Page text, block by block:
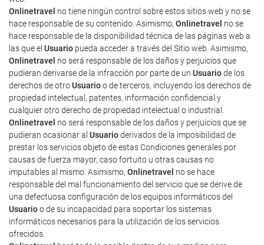
Onlinetravel no tiene ningún control sobre estos sitios web y no se
hace responsable de su contenido. Asimismo, Onlinetravel no se
hace responsable de la disponibilidad técnica de las páginas web a
las que el Usuario pueda acceder a través del Sitio web. Asimismo,
Onlinetravel no será responsable de los daños y perjuicios que
pudieran derivarse de la infracción por parte de un Usuariode los
derechos de otroUsuarioo de terceros, incluyendo los derechos de
propiedad intelectual, patentes, información confidencial y
cualquier otro derecho de propiedad intelectual o industrial.
Onlinetravel no será responsable de los daños y perjuicios que se
pudieran ocasionar al Usuarioderivados de la imposibilidad de
prestar los servicios objeto de estas Condiciones generales por
causas de fuerza mayor, caso fortuito u otras causas no
imputables al mismo. Asimismo, Onlinetravel no se hace
responsable del mal funcionamiento del servicio que se derive de
una defectuosa configuración de los equipos informáticos del
Usuarioo de su incapacidad para soportar los sistemas
informáticos necesarios para la utilización de los servicios
ofrecidos.